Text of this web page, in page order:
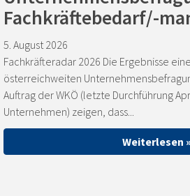
Fachkräftebedarf/-
5. August 2026
Fachkräfteradar 2026 Die Ergebnisse
österreichweiten
Auftrag der WKÖ (letzte Durchführung
Unternehmen) zeigen, dass...
Weiterlesen »